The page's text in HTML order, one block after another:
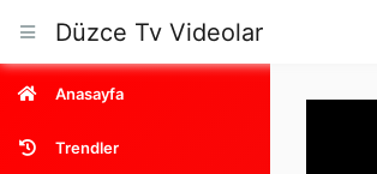
Düzce Tv Videolar
Anasayfa
Trendler